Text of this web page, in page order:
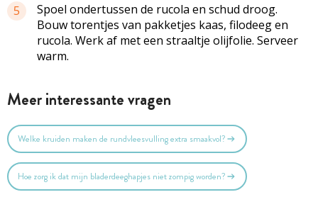
5
Spoel ondertussen de rucola en schud droog.
Bouw torentjes van pakketjes kaas, filodeeg en
rucola. Werk af met een straaltje olijfolie. Serveer
warm.
Meer interessante vragen
Welke kruiden maken de rundvleesvulling extra smaakvol?
Hoe zorg ik dat mijn bladerdeeghapjes niet zompig worden?